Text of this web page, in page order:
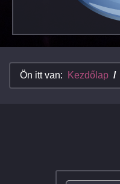
Ön itt van: Kezdőlap